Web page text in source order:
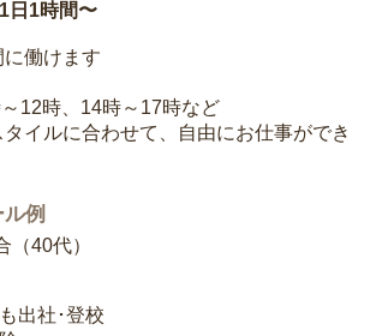
日1時間〜
働けます
12時、14時～17時など
イルに合わせて、自由にお仕事ができ
例
（40代）
出社･登校